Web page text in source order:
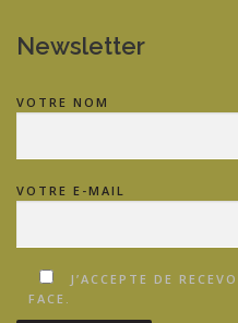
Newsletter
VOTRE NOM
VOTRE E-MAIL
J’ACCEPTE DE
FACE.